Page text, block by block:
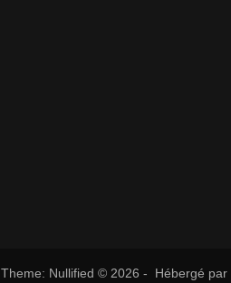
Theme: Nullified © 2026 - Hébergé par